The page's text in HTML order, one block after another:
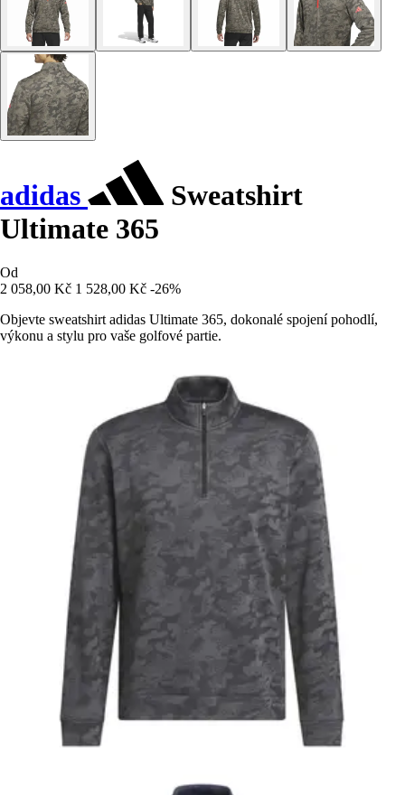
adidas
Sweatshirt
Ultimate 365
Od
2 058,00 Kč 1 528,00 Kč -26%
Objevte sweatshirt adidas Ultimate 365, dokonalé spojení pohodlí,
výkonu a stylu pro vaše golfové partie.